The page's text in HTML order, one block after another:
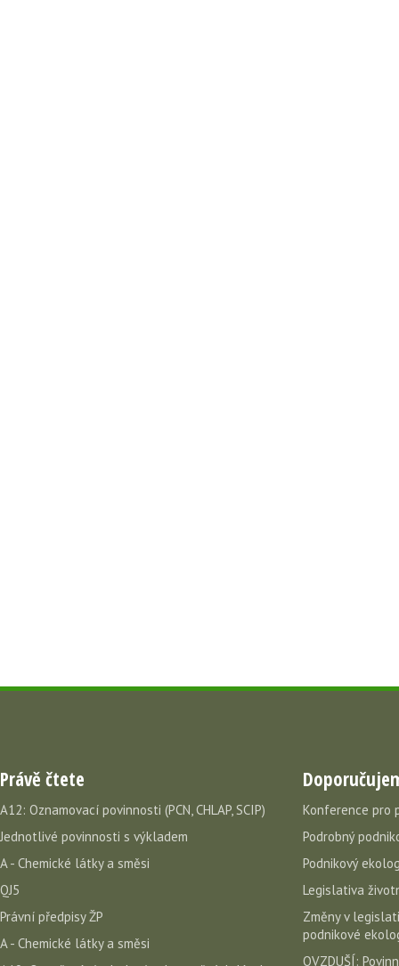
Právě čtete
A12: Oznamovací povinnosti (PCN, CHLAP, SCIP)
Jednotlivé povinnosti s výkladem
A - Chemické látky a směsi
QJ5
Právní předpisy ŽP
A - Chemické látky a směsi
Konference pro
Podrobný
Podnikový
Legislativa
Změny v
podnikové
OVZDUŠÍ: